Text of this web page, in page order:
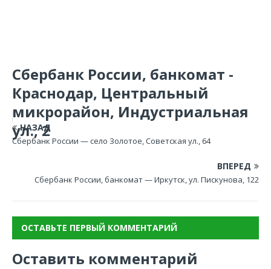
Сбербанк России, банкомат -
Краснодар, Центральный
микрорайон, Индустриальная
ул., 2
НАЗАД
Сбербанк России — село Золотое, Советская ул., 64
ВПЕРЕД
Сбербанк России, банкомат — Иркутск, ул. Пискунова, 122
ОСТАВЬТЕ ПЕРВЫЙ КОММЕНТАРИЙ
Оставить комментарий